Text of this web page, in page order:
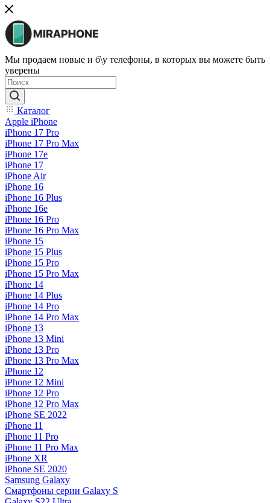
Мы продаем новые и б\у телефоны, в которых вы можете быть
уверены
Каталог
Apple iPhone
iPhone 17 Pro
iPhone 17 Pro Max
iPhone 17e
iPhone 17
iPhone Air
iPhone 16
iPhone 16 Plus
iPhone 16e
iPhone 16 Pro
iPhone 16 Pro Max
iPhone 15
iPhone 15 Plus
iPhone 15 Pro
iPhone 15 Pro Max
iPhone 14
iPhone 14 Plus
iPhone 14 Pro
iPhone 14 Pro Max
iPhone 13
iPhone 13 Mini
iPhone 13 Pro
iPhone 13 Pro Max
iPhone 12
iPhone 12 Mini
iPhone 12 Pro
iPhone 12 Pro Max
iPhone SE 2022
iPhone 11
iPhone 11 Pro
iPhone 11 Pro Max
iPhone XR
iPhone SE 2020
Samsung Galaxy
Смартфоны серии Galaxy S